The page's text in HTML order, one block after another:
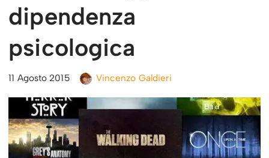
dipendenza
psicologica
11 Agosto 2015 Vincenzo Galdieri